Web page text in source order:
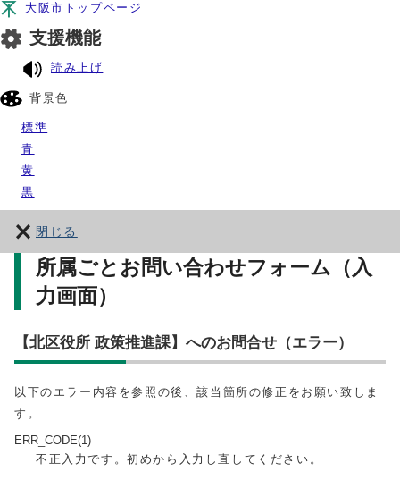
大阪市トップページ
支援機能
読み上げ
背景色
標準
青
黄
黒
閉じる
所属ごとお問い合わせフォーム（入
力画面）
【北区役所 政策推進課】へのお問合せ（エラー）
以下のエラー内容を参照の後、該当箇所の修正をお願い致しま
す。
ERR_CODE(1)
不正入力です。初めから入力し直してください。